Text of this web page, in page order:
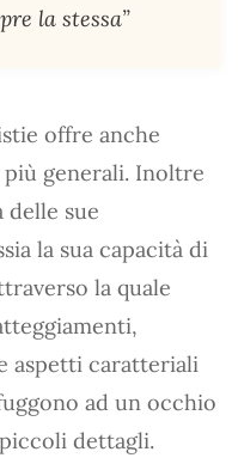
la stessa”
offre anche
generali. Inoltre
delle sue
la sua capacità di
la quale
aspetti caratteriali
ad un occhio
dettagli.